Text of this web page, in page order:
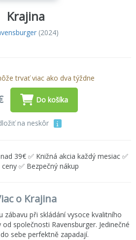
Krajina
(2024)
trvať viac ako dva týždne
Do košíka
na neskôr
39€ ✅ Knižná akcia každý mesiac ✅
✅ Bezpečný nákup
o Krajina
zábavu při skládání vysoce kvalitního
společnosti Ravensburger. Jedinečné
sebe perfektně zapadají.